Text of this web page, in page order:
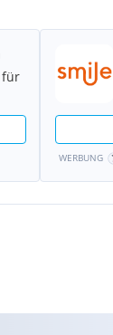
für
WERBUNG